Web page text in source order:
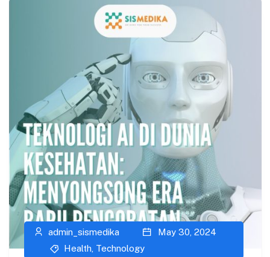
admin_sismedika
May 30, 2024
Health Technology